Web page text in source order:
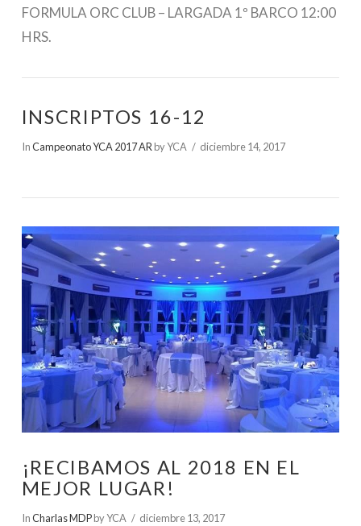
FORMULA ORC CLUB – LARGADA 1º BARCO 12:00
HRS.
INSCRIPTOS 16-12
InCampeonato YCA 2017 AR by YCA diciembre 14, 2017
¡RECIBAMOS AL 2018 EN EL
MEJOR LUGAR!
InCharlas MDPby YCA diciembre 13, 2017